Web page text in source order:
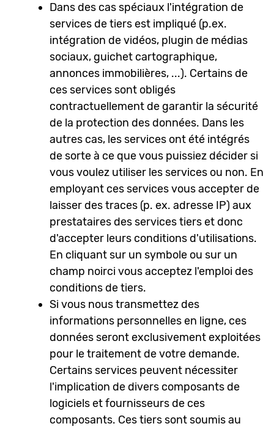
Dans des cas spéciaux l'intégration de
services de tiers est impliqué (p.ex.
intégration de vidéos, plugin de médias
sociaux, guichet cartographique,
annonces immobilières, ...). Certains de
ces services sont obligés
contractuellement de garantir la sécurité
de la protection des données. Dans les
autres cas, les services ont été intégrés
de sorte à ce que vous puissiez décider si
vous voulez utiliser les services ou non. En
employant ces services vous accepter de
laisser des traces (p. ex. adresse IP) aux
prestataires des services tiers et donc
d'accepter leurs conditions d'utilisations.
En cliquant sur un symbole ou sur un
champ noirci vous acceptez l'emploi des
conditions de tiers.
Si vous nous transmettez des
informations personnelles en ligne, ces
données seront exclusivement exploitées
pour le traitement de votre demande.
Certains services peuvent nécessiter
l'implication de divers composants de
logiciels et fournisseurs de ces
composants. Ces tiers sont soumis au